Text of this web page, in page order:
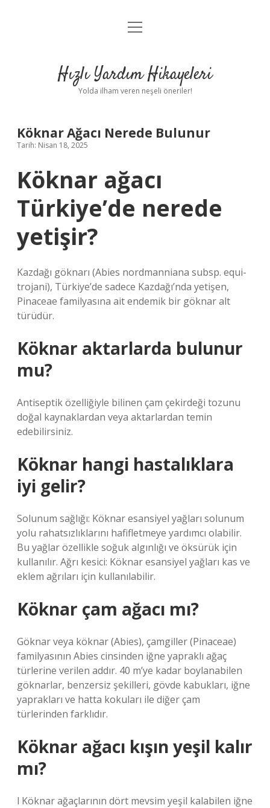
Anasayfa
Yasal Uyarı
menüyü
Hızlı Yardım Hikayeleri
Yolda ilham veren neşeli öneriler!
Köknar Ağacı Nerede Bulunur
Tarih: Nisan 18, 2025
Köknar ağacı
Türkiye’de nerede
yetişir?
Kazdağı göknarı (Abies nordmanniana subsp. equi-
trojani), Türkiye’de sadece Kazdağı’nda yetişen,
Pinaceae familyasına ait endemik bir göknar alt
türüdür.
Köknar aktarlarda bulunur
mu?
Antiseptik özelliğiyle bilinen çam çekirdeği tozunu
doğal kaynaklardan veya aktarlardan temin
edebilirsiniz.
Köknar hangi hastalıklara
iyi gelir?
Solunum sağlığı: Köknar esansiyel yağları solunum
yolu rahatsızlıklarını hafifletmeye yardımcı olabilir.
Bu yağlar özellikle soğuk algınlığı ve öksürük için
kullanılır. Ağrı kesici: Köknar esansiyel yağları kas ve
eklem ağrıları için kullanılabilir.
Köknar çam ağacı mı?
Göknar veya köknar (Abies), çamgiller (Pinaceae)
familyasının Abies cinsinden iğne yapraklı ağaç
türlerine verilen addır. 40 m’ye kadar boylanabilen
göknarlar, benzersiz şekilleri, gövde kabukları, iğne
yaprakları ve hatta kokuları ile diğer çam
türlerinden farklıdır.
Köknar ağacı kışın yeşil kalır
mı?
l Köknar ağaçlarının dört mevsim yeşil kalabilen iğne